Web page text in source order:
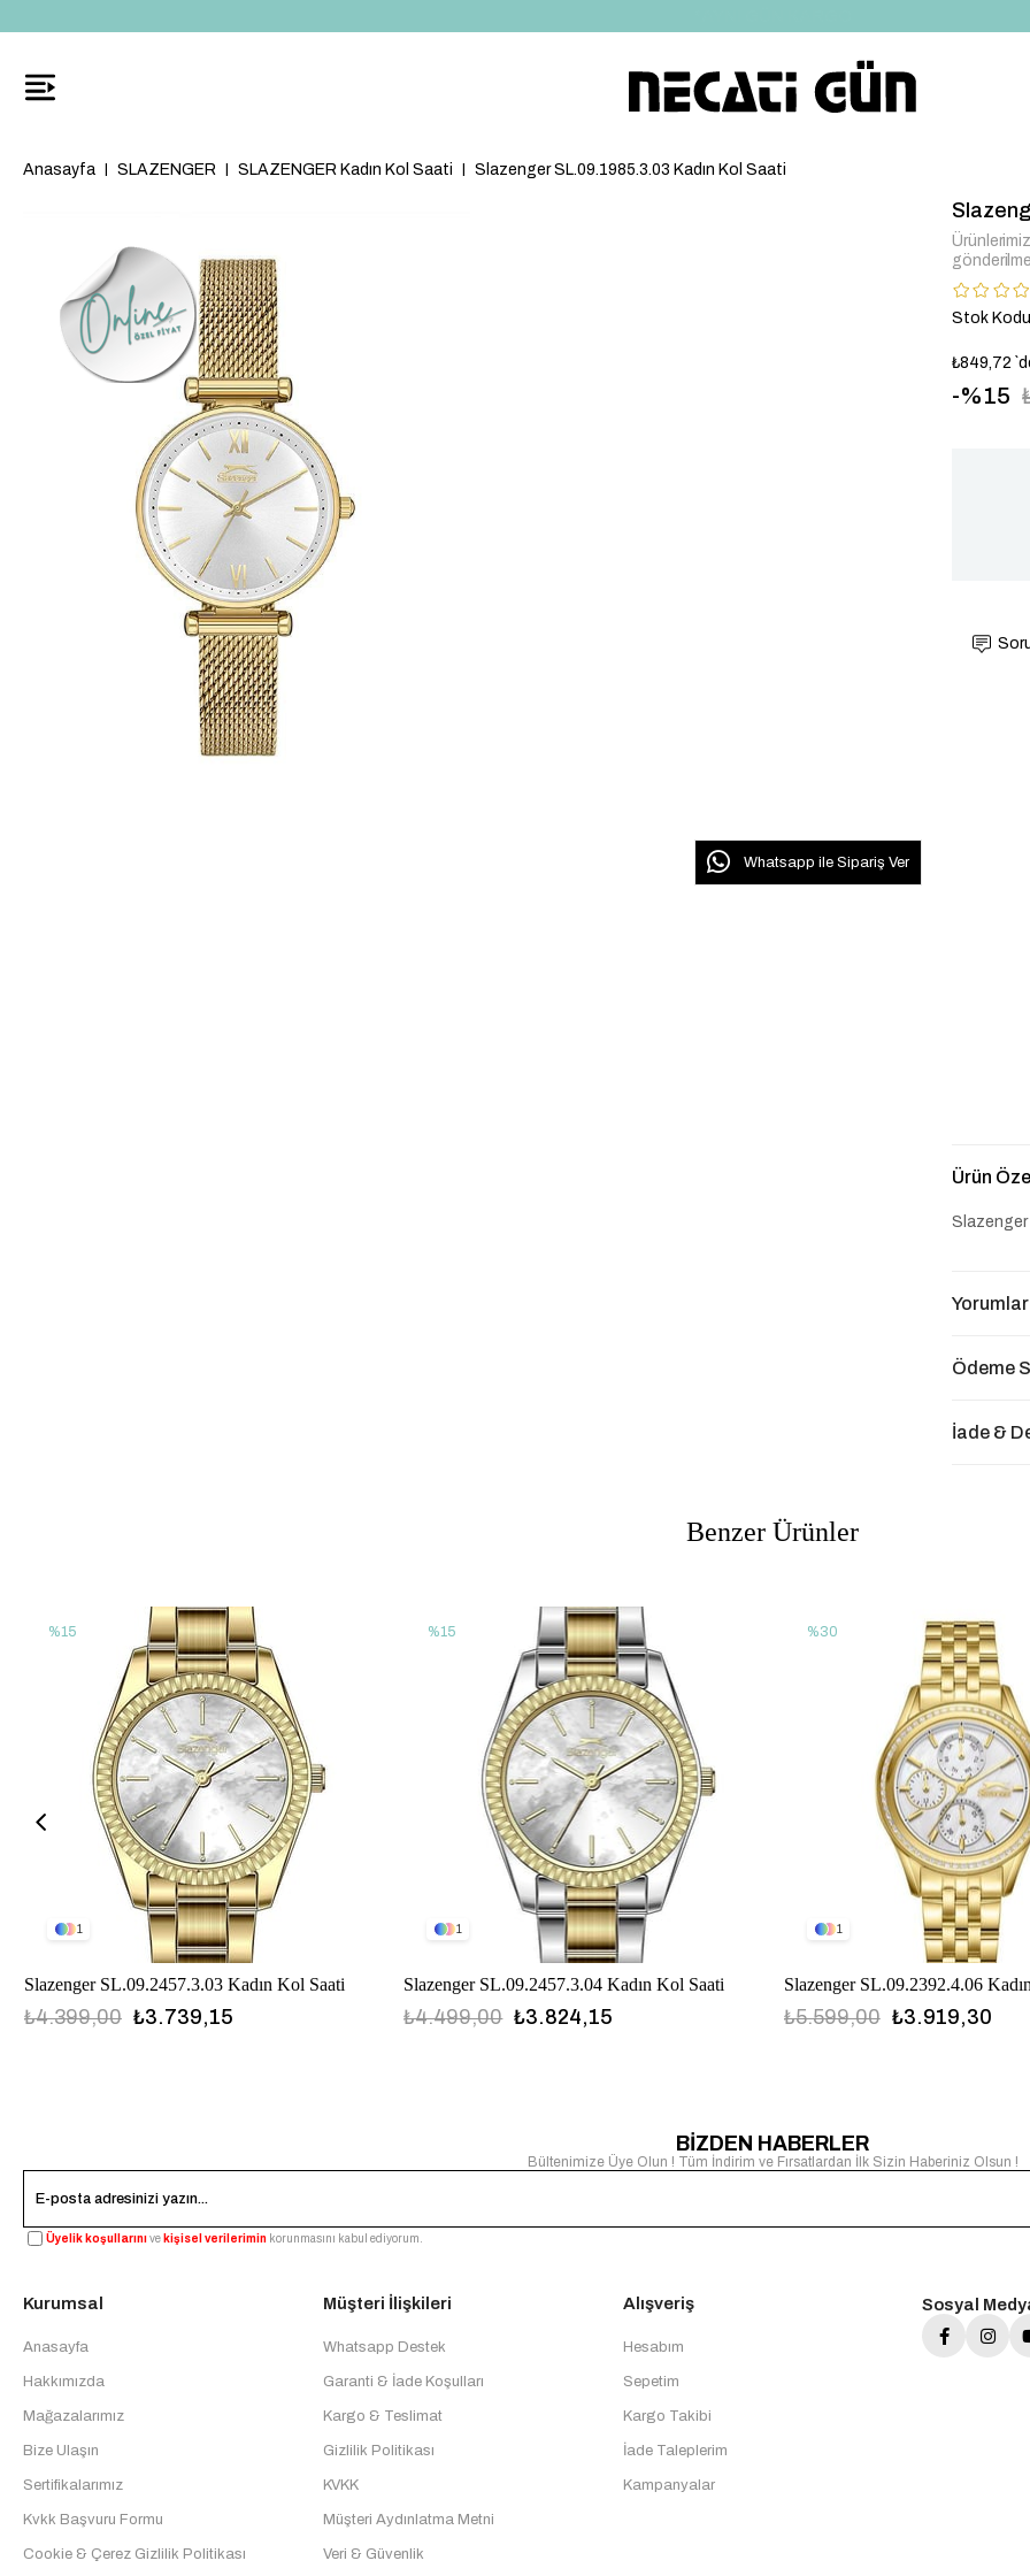
Anasayfa SLAZENGER SLAZENGER Kadın Kol Saati Slazenger SL.09.1985.3.03 Kadın Kol Saati
Whatsapp ile Sipariş Ver
Stok
₺849,72
15
Ürün
Slazenger
Yorumlar
Ödeme
İade &
Benzer Ürünler
1
Slazenger SL.09.2457.3.03 Kadın Kol Saati
₺3.739,15
₺4.399,00
%15
1
Slazenger SL.09.2457.3.04 Kadın Kol Saati
₺3.824,15
₺4.499,00
%15
1
Slazenger SL.09.2392.4.06
₺3.919,30
₺5.599,00
%30
BİZDEN HABERLER
Bültenimize Üye Olun ! Tüm İndirim ve Fırsatlardan İlk Sizin Haberiniz Olsun !
Üyelik koşullarınıve kişisel verilerimin korunmasını kabul ediyorum.
Kurumsal
Anasayfa
Hakkımızda
Mağazalarımız
Bize Ulaşın
Sertifikalarımız
Kvkk Başvuru Formu
Cookie & Çerez Gizlilik Politikası
Müşteri İlişkileri
Whatsapp Destek
Garanti & İade Koşulları
Kargo & Teslimat
Gizlilik Politikası
KVKK
Müşteri Aydınlatma Metni
Veri & Güvenlik
Alışveriş
Hesabım
Sepetim
Kargo Takibi
İade Taleplerim
Kampanyalar
Sosyal